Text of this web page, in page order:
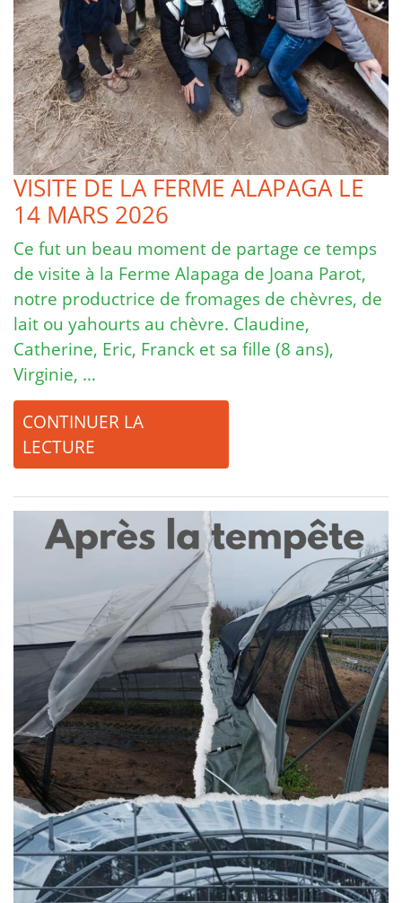
VISITE DE LA FERME ALAPAGA LE
14 MARS 2026
Ce fut un beau moment de partage ce temps
de visite à la Ferme Alapaga de Joana Parot,
notre productrice de fromages de chèvres, de
lait ou yahourts au chèvre. Claudine,
Catherine, Eric, Franck et sa fille (8 ans),
Virginie, …
CONTINUER LA
LECTURE